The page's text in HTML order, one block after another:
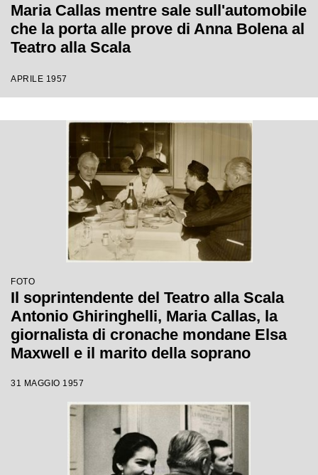
Maria Callas mentre sale sull'automobile
che la porta alle prove di Anna Bolena al
Teatro alla Scala
APRILE 1957
FOTO
Il soprintendente del Teatro alla Scala
Antonio Ghiringhelli, Maria Callas, la
giornalista di cronache mondane Elsa
Maxwell e il marito della soprano
ristorante Savini a Milano
31 MAGGIO 1957